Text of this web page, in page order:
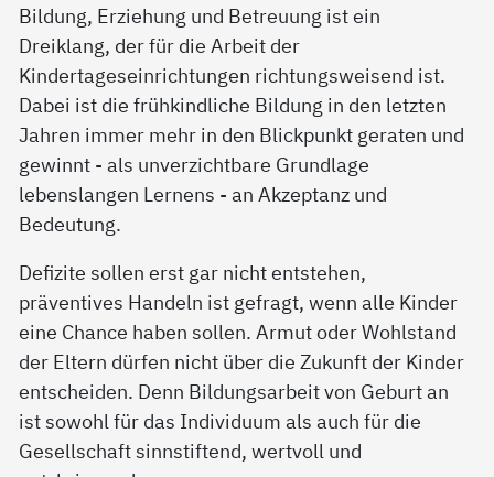
Bildung, Erziehung und Betreuung ist ein
Dreiklang, der für die Arbeit der
Kindertageseinrichtungen richtungsweisend ist.
Dabei ist die frühkindliche Bildung in den letzten
Jahren immer mehr in den Blickpunkt geraten und
gewinnt - als unverzichtbare Grundlage
lebenslangen Lernens - an Akzeptanz und
Bedeutung.
Defizite sollen erst gar nicht entstehen,
präventives Handeln ist gefragt, wenn alle Kinder
eine Chance haben sollen. Armut oder Wohlstand
der Eltern dürfen nicht über die Zukunft der Kinder
entscheiden. Denn Bildungsarbeit von Geburt an
ist sowohl für das Individuum als auch für die
Gesellschaft sinnstiftend, wertvoll und